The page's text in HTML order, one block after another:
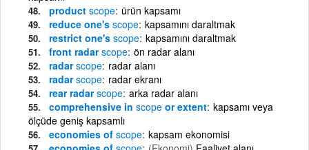
product scope ürün kapsamı
reduce one's scope kapsamını daraltmak
restrict one's scope kapsamını daraltmak
front radarscope ön radar alanı
radarscope radar alanı
radarscope radar ekranı
rear radarscope arka radar alanı
comprehensive in scope or extent kapsamı veya
ölçüde geniş kapsamlı
economies of scope kapsam ekonomisi